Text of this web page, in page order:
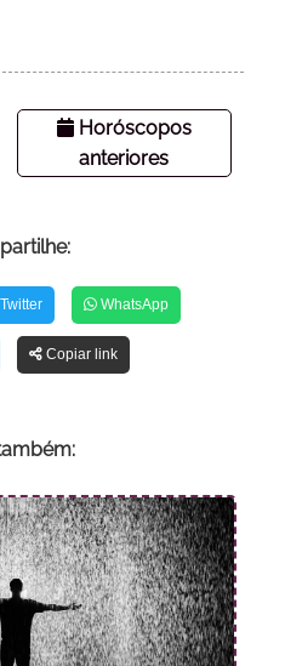
Horóscopos
anteriores
Twitter WhatsApp
Copiar link